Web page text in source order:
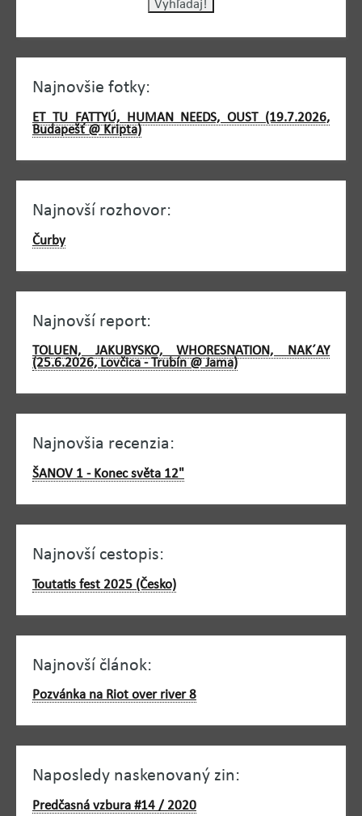
Najnovšie fotky:
ET TU FATTYÚ, HUMAN NEEDS, OUST (19.7.2026,
Budapešť @ Kripta)
Najnovší rozhovor:
Čurby
Najnovší report:
TOLUEN, JAKUBYSKO, WHORESNATION, NAK´AY
(25.6.2026, Lovčica - Trubín @ Jama)
Najnovšia recenzia:
ŠANOV 1 - Konec světa 12"
Najnovší cestopis:
Toutatis fest 2025 (Česko)
Najnovší článok:
Pozvánka na Riot over river 8
Naposledy naskenovaný zin:
Predčasná vzbura #14 / 2020